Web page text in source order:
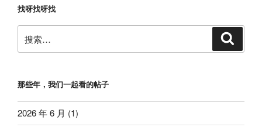
找呀找呀找
索：
那些年，我们一起看的帖子
2026 年 6 月 (1)